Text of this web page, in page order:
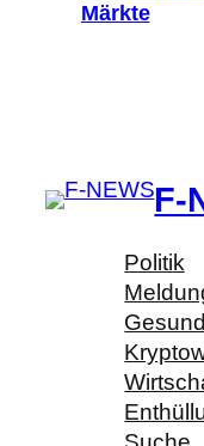
Märkte
F-
Politik